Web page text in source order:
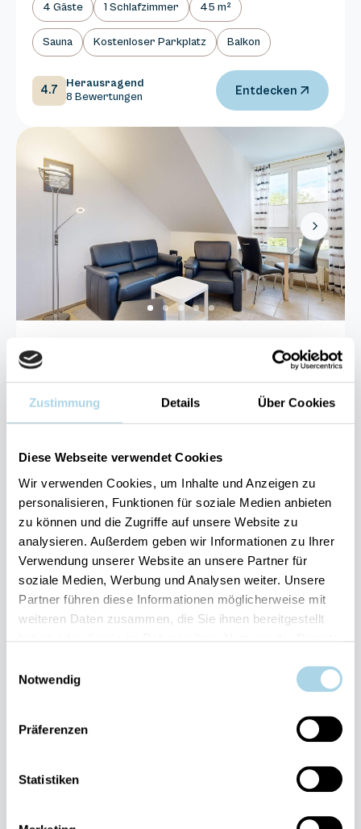
Zustimmung Details Über Cookies
Diese Webseite verwendet Cookies
Wir verwenden Cookies, um Inhalte und Anzeigen zu
personalisieren, Funktionen für soziale Medien anbieten
zu können und die Zugriffe auf unsere Website zu
analysieren. Außerdem geben wir Informationen zu Ihrer
Verwendung unserer Website an unsere Partner für
soziale Medien, Werbung und Analysen weiter. Unsere
Partner führen diese Informationen möglicherweise mit
weiteren Daten zusammen, die Sie ihnen bereitgestellt
Notwendig
Präferenzen
Statistiken
4 Gäste 1 Schlafzimmer 45 m²
Sauna Kostenloser Parkplatz Balkon
4.7
Herausragend
8 Bewertungen
Entdecken
Next
Binzer Sterne 57
2 Gäste 1 Studio 30 m²
Sauna Kostenloser Parkplatz
Elektroauto Ladestation
Herausragend
9 Bewertungen
Entdecken
Next